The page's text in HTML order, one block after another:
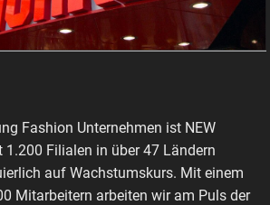
Fashion Unternehmen ist NEW
1.200 Filialen in über 47 Ländern
auf Wachstumskurs. Mit einem
Mitarbeitern arbeiten wir am Puls der